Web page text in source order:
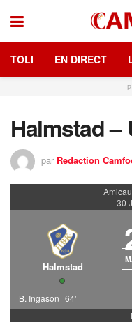
TOLI EN DIRECT
Halmstad –
par Redaction
30
Halmstad
B. Ingason 64'